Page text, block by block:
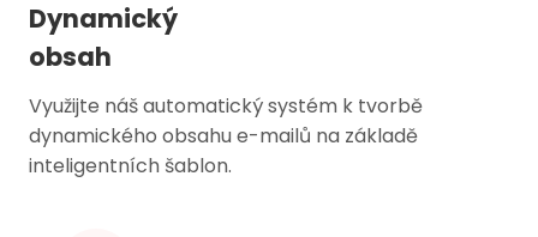
Dynamický
obsah
Využijte náš automatický systém k tvorbě
dynamického obsahu e-mailů na základě
inteligentních šablon.